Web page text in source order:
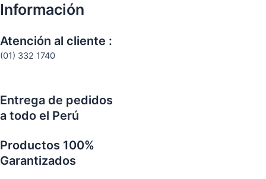
Información
Atención al cliente :
(01) 332 1740
Entrega de pedidos
a todo el Perú
Productos 100%
Garantizados